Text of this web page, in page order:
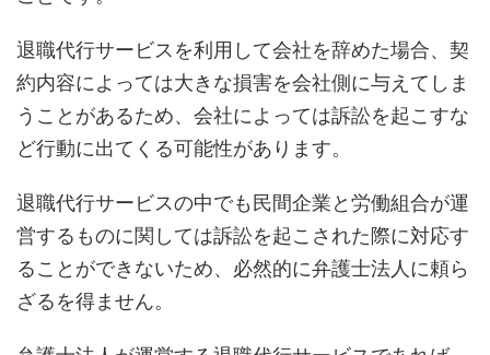
退職代行サービスを利用して会社を辞めた場合、契
約内容によっては大きな損害を会社側に与えてしま
うことがあるため、会社によっては訴訟を起こすな
ど行動に出てくる可能性があります。
退職代行サービスの中でも民間企業と労働組合が運
営するものに関しては訴訟を起こされた際に対応す
ることができないため、必然的に弁護士法人に頼ら
ざるを得ません。